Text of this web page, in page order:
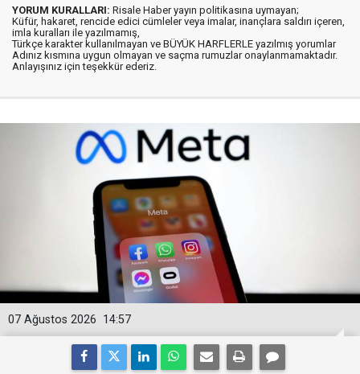
YORUM KURALLARI: Risale Haber yayın politikasına uymayan;
Küfür, hakaret, rencide edici cümleler veya imalar, inançlara saldırı içeren,
imla kuralları ile yazılmamış,
Türkçe karakter kullanılmayan ve BÜYÜK HARFLERLE yazılmış yorumlar
Adınız kısmına uygun olmayan ve saçma rumuzlar onaylanmamaktadır.
Anlayışınız için teşekkür ederiz.
14:57
07 Ağustos 2026